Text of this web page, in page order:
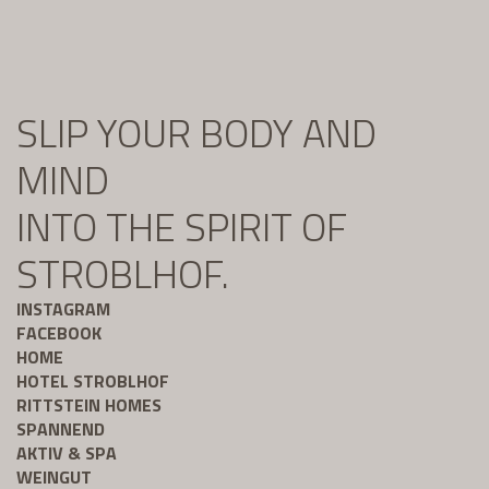
SLIP YOUR BODY AND
MIND
INTO THE SPIRIT OF
STROBLHOF.
INSTAGRAM
FACEBOOK
HOME
HOTEL STROBLHOF
RITTSTEIN HOMES
SPANNEND
AKTIV & SPA
WEINGUT